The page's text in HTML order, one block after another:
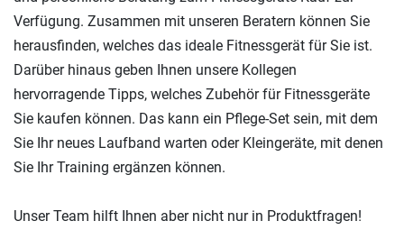
Verfügung. Zusammen mit unseren Beratern können Sie
herausfinden, welches das ideale Fitnessgerät für Sie ist.
Darüber hinaus geben Ihnen unsere Kollegen
hervorragende Tipps, welches Zubehör für Fitnessgeräte
Sie kaufen können. Das kann ein Pflege-Set sein, mit dem
Sie Ihr neues Laufband warten oder Kleingeräte, mit denen
Sie Ihr Training ergänzen können.
Unser Team hilft Ihnen aber nicht nur in Produktfragen!